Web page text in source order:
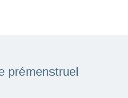
prémenstruel